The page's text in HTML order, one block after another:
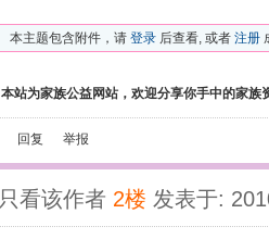
本主题包含附件，请 登录 后查看, 或者 注册
本站为家族公益网站，欢迎分享你手中的家
回复 举报
只看该作者 2楼 发表于: